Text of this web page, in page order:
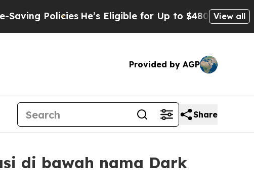
Policies He’s Eligible for Up to $480,000 AfterView all
Provided by AGP
Share
di bawah nama Dark